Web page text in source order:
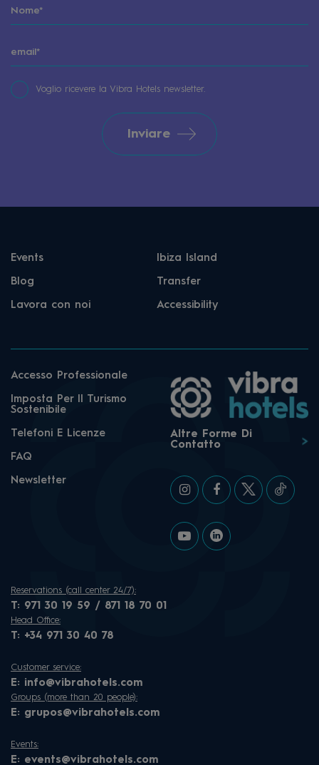
Voglio ricevere la Vibra Hotels newsletter.
Inviare
Events Ibiza Island
Blog Transfer
Lavora con noi Accessibility
Accesso Professionale
Imposta Per Il Turismo
Sostenibile
Telefoni E Licenze
FAQ
Newsletter
Altre Forme Di
Contatto
Reservations (call center 24/7):
T: 971 30 19 59 / 871 18 70 01
Head Office:
T: +34 971 30 40 78
Customer service:
E: info@vibrahotels.com
Groups (more than 20 people):
E: grupos@vibrahotels.com
Events:
E: events@vibrahotels.com